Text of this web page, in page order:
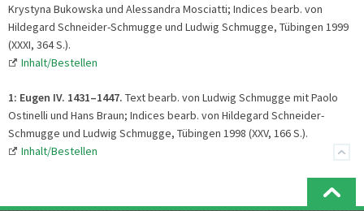
Krystyna Bukowska und Alessandra Mosciatti; Indices bearb. von
Hildegard Schneider-Schmugge und Ludwig Schmugge, Tübingen 1999
(XXXI, 364 S.).
Inhalt/Bestellen
1: Eugen IV. 1431–1447. Text bearb. von Ludwig Schmugge mit Paolo
Ostinelli und Hans Braun; Indices bearb. von Hildegard Schneider-
Schmugge und Ludwig Schmugge, Tübingen 1998 (XXV, 166 S.).
Inhalt/Bestellen